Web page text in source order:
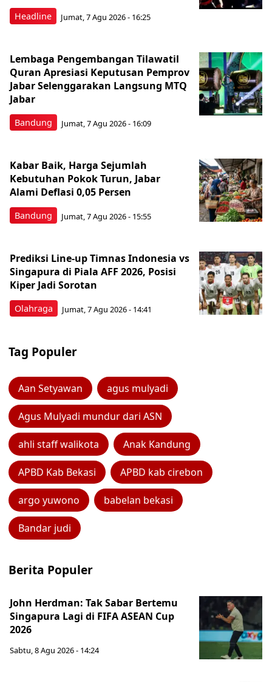
Headline Jumat, 7 Agu 2026 - 16:25
Bandung
Lembaga Pengembangan Tilawatil
Quran Apresiasi Keputusan Pemprov
Jabar Selenggarakan Langsung MTQ
Jabar
Jumat, 7 Agu 2026 - 16:09
Bandung
Kabar Baik, Harga Sejumlah
Kebutuhan Pokok Turun, Jabar
Alami Deflasi 0,05 Persen
Jumat, 7 Agu 2026 - 15:55
Olahraga
Prediksi Line-up Timnas Indonesia vs
Singapura di Piala AFF 2026, Posisi
Kiper Jadi Sorotan
Jumat, 7 Agu 2026 - 14:41
Tag Populer
Aan Setyawan agus mulyadi
Agus Mulyadi mundur dari ASN
ahli staff walikota Anak Kandung
APBD Kab Bekasi APBD kab cirebon
argo yuwono babelan bekasi
Bandar judi
Berita Populer
John Herdman: Tak Sabar Bertemu
Singapura Lagi di FIFA ASEAN Cup
2026
Sabtu, 8 Agu 2026 - 14:24